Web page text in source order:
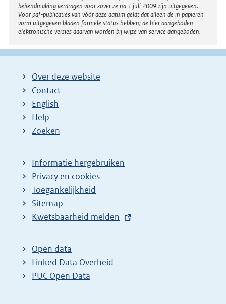
bekendmaking verdragen voor zover ze na 1 juli 2009 zijn uitgegeven.
Voor pdf-publicaties van vóór deze datum geldt dat alleen de in papieren
vorm uitgegeven bladen formele status hebben; de hier aangeboden
elektronische versies daarvan worden bij wijze van service aangeboden.
Over deze website
Contact
English
Help
Zoeken
Informatie hergebruiken
Privacy en cookies
Toegankelijkheid
Sitemap
E
t
e
r
Kwetsbaarheid melden
Open data
Linked Data Overheid
PUC Open Data